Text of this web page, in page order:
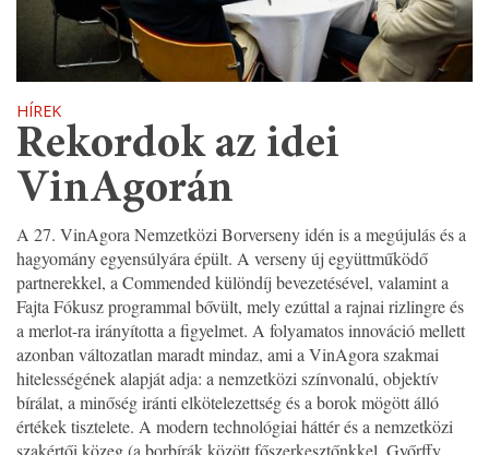
HÍREK
Rekordok az idei
VinAgorán
A 27. VinAgora Nemzetközi Borverseny idén is a megújulás és a
hagyomány egyensúlyára épült. A verseny új együttműködő
partnerekkel, a Commended különdíj bevezetésével, valamint a
Fajta Fókusz programmal bővült, mely ezúttal a rajnai rizlingre és
a merlot-ra irányította a figyelmet. A folyamatos innováció mellett
azonban változatlan maradt mindaz, ami a VinAgora szakmai
hitelességének alapját adja: a nemzetközi színvonalú, objektív
bírálat, a minőség iránti elkötelezettség és a borok mögött álló
értékek tisztelete. A modern technológiai háttér és a nemzetközi
szakértői közeg (a borbírák között főszerkesztőnkkel, Győrffy